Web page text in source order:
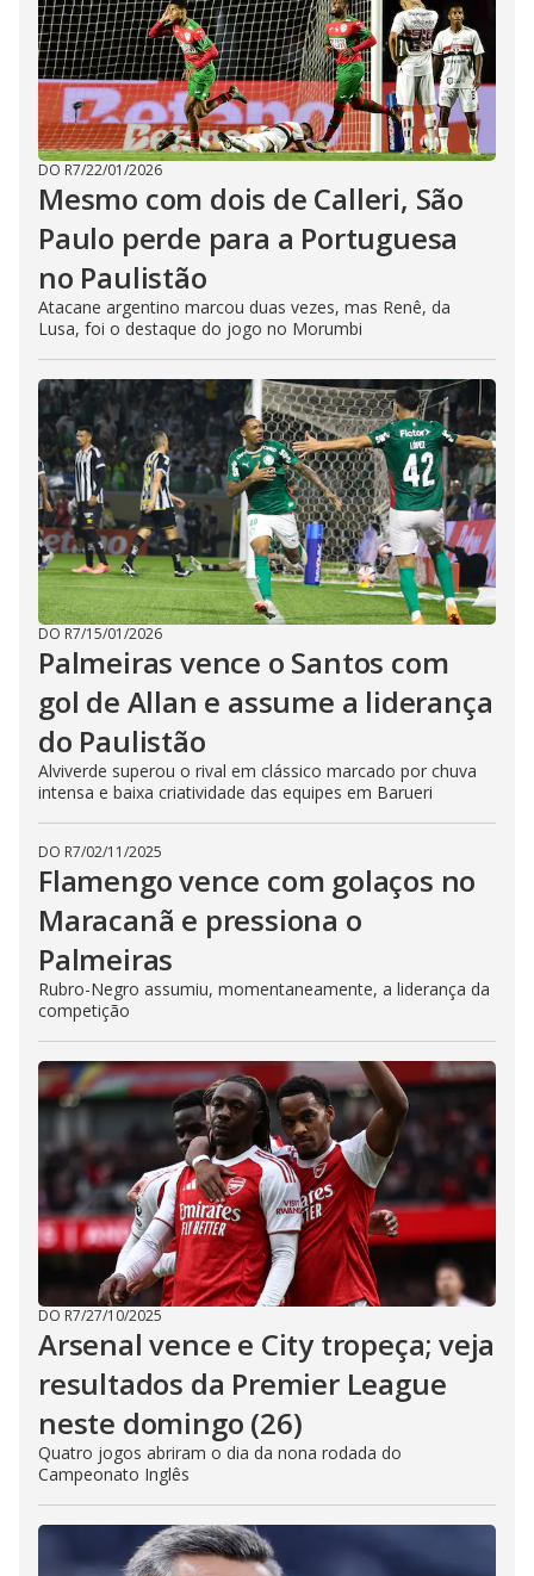
DO R7/22/01/2026
Mesmo com dois de Calleri, São
Paulo perde para a Portuguesa
no Paulistão
Atacane argentino marcou duas vezes, mas Renê, da
Lusa, foi o destaque do jogo no Morumbi
DO R7/15/01/2026
Palmeiras vence o Santos com
gol de Allan e assume a liderança
do Paulistão
Alviverde superou o rival em clássico marcado por chuva
intensa e baixa criatividade das equipes em Barueri
DO R7/02/11/2025
Flamengo vence com golaços no
Maracanã e pressiona o
Palmeiras
Rubro-Negro assumiu, momentaneamente, a liderança da
competição
DO R7/27/10/2025
Arsenal vence e City tropeça; veja
resultados da Premier League
neste domingo (26)
Quatro jogos abriram o dia da nona rodada do
Campeonato Inglês